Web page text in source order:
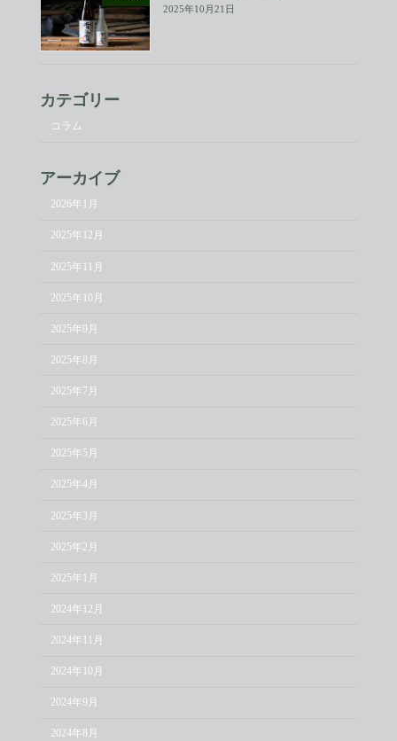
2025年10月21日
カテゴリー
コラム
アーカイブ
2026年1月
2025年12月
2025年11月
2025年10月
2025年9月
2025年8月
2025年7月
2025年6月
2025年5月
2025年4月
2025年3月
2025年2月
2025年1月
2024年12月
2024年11月
2024年10月
2024年9月
2024年8月